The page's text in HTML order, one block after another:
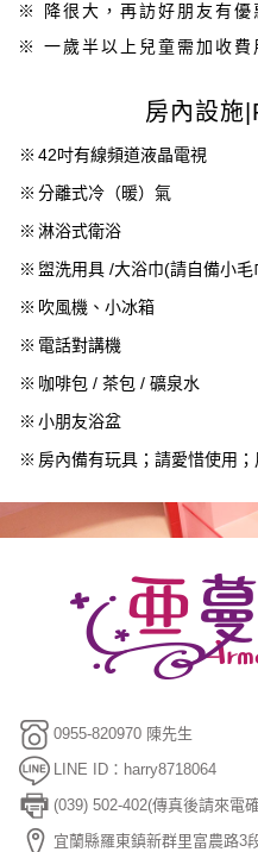
※ 降很大，再訪好朋友有優
※ 一歲半以上兒童需加收費
房內設施
※ 42吋有線頻道液晶電視
※ 分離式冷（暖）氣
※ 淋浴式衛浴
※ 盥洗用具 /大浴巾(請自備小毛
※ 吹風機、小冰箱
※ 電話對講機
※ 咖啡包 / 茶包 / 礦泉水
※ 小朋友浴盆
※ 房內備有玩具；請愛惜使用
0955-820970 陳先生
LINE ID：harry8718064
(039) 502-402(傳真後請來電
宜蘭縣羅東鎮新群里富農路3